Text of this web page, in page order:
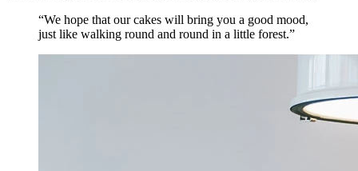
“We hope that our cakes will bring you a good mood,
just like walking round and round in a little forest.”